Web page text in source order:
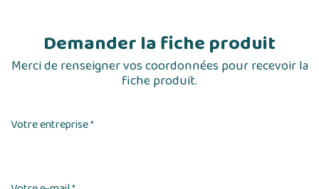
Demander la fiche produit
Merci de renseigner vos coordonnées pour recevoir la
fiche produit.
Votre entreprise*